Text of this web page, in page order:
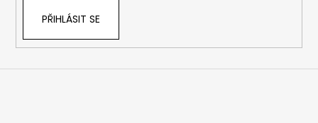
PŘIHLÁSIT SE